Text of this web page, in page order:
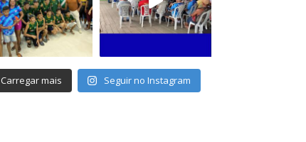
Carregar mais Seguir no Instagram